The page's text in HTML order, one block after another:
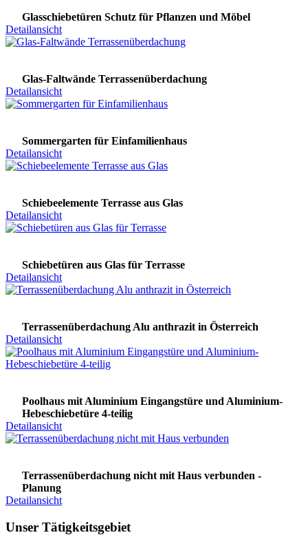
Glasschiebetüren Schutz für Pflanzen und Möbel
Detailansicht
Glas-Faltwände Terrassenüberdachung
Detailansicht
Sommergarten für Einfamilienhaus
Detailansicht
Schiebeelemente Terrasse aus Glas
Detailansicht
Schiebetüren aus Glas für Terrasse
Detailansicht
Terrassenüberdachung Alu anthrazit in Österreich
Detailansicht
Poolhaus mit Aluminium Eingangstüre und Aluminium-
Hebeschiebetüre 4-teilig
Detailansicht
Terrassenüberdachung nicht mit Haus verbunden -
Planung
Detailansicht
Unser Tätigkeitsgebiet